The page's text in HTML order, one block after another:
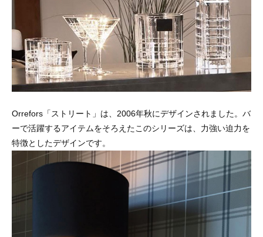
Orrefors「ストリート」は、2006年秋にデザインされました。バ
ーで活躍するアイテムをそろえたこのシリーズは、力強い迫力を
特徴としたデザインです。